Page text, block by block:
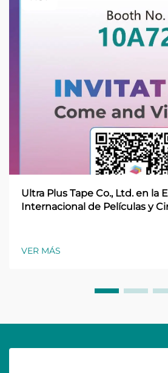
Ultra Plus Tape Co., Ltd. en la
Internacional de Películas y
VER MÁS